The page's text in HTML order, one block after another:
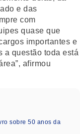
e das
com
quase que
importantes e
a questão toda está
afirmou
sobre 50 anos da